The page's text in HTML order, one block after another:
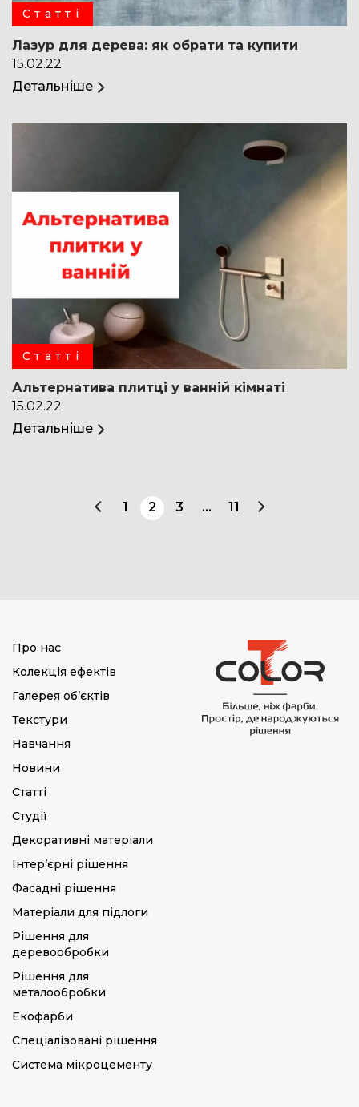
Статті
Лазур для дерева: як обрати та купити
15.02.22
Детальніше
Статті
Альтернатива плитці у ванній кімнаті
15.02.22
Детальніше
1 2 3 … 11
Про нас
Колекція ефектів
Галерея об’єктів
Текстури
Навчання
Новини
Статті
Студії
Декоративні матеріали
Інтер’єрні рішення
Фасадні рішення
Матеріали для підлоги
Рішення для
деревообробки
Рішення для
металообробки
Екофарби
Спеціалізовані рішення
Система мікроцементу